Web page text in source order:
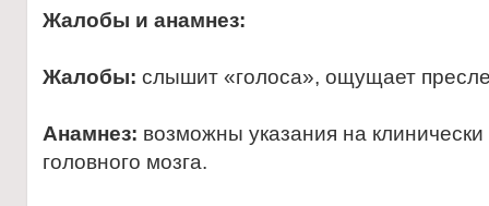
Жалобы и анамнез:
Жалобы: слышит «голоса», ощущает
Анамнез: возможны указания на
головного мозга.